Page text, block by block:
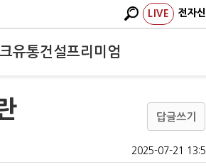
LIVE 전자
유통건설프리미엄
답글쓰기
2025-07-21